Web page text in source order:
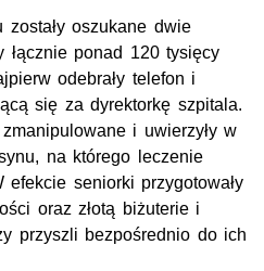
oszukane dwie
łącznie ponad 120 tysięcy
odebrały telefon i
się za dyrektorkę szpitala.
i uwierzyły w
na którego leczenie
seniorki przygotowały
oraz złotą biżuterie i
przyszli bezpośrednio do ich